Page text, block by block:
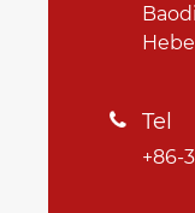
 Tel
+86-